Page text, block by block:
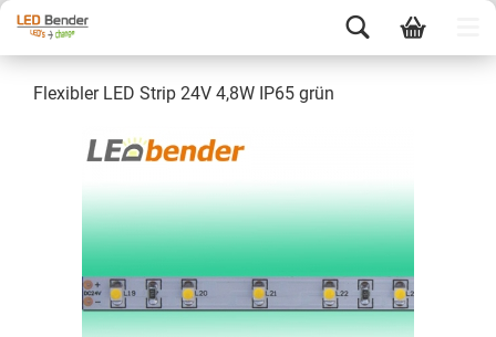
Flexibler LED Strip 24V 4,8W IP65 grün